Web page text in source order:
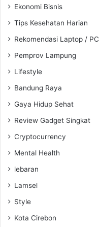
Ekonomi Bisnis
Tips Kesehatan Harian
Rekomendasi Laptop / PC
Pemprov Lampung
Lifestyle
Bandung Raya
Gaya Hidup Sehat
Review Gadget Singkat
Cryptocurrency
Mental Health
lebaran
Lamsel
Style
Kota Cirebon